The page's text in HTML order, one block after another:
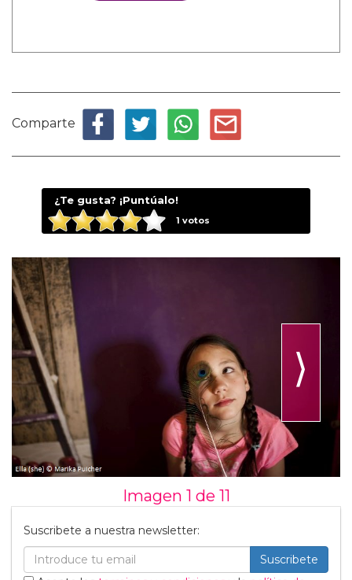
Comparte
¿Te gusta? ¡Puntúalo!
1 votos
⟩
Imagen 1 de 11
Suscribete a nuestra newsletter:
Suscribete